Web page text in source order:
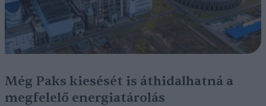
Még Paks kiesését is áthidalhatná a
megfelelő energiatárolás